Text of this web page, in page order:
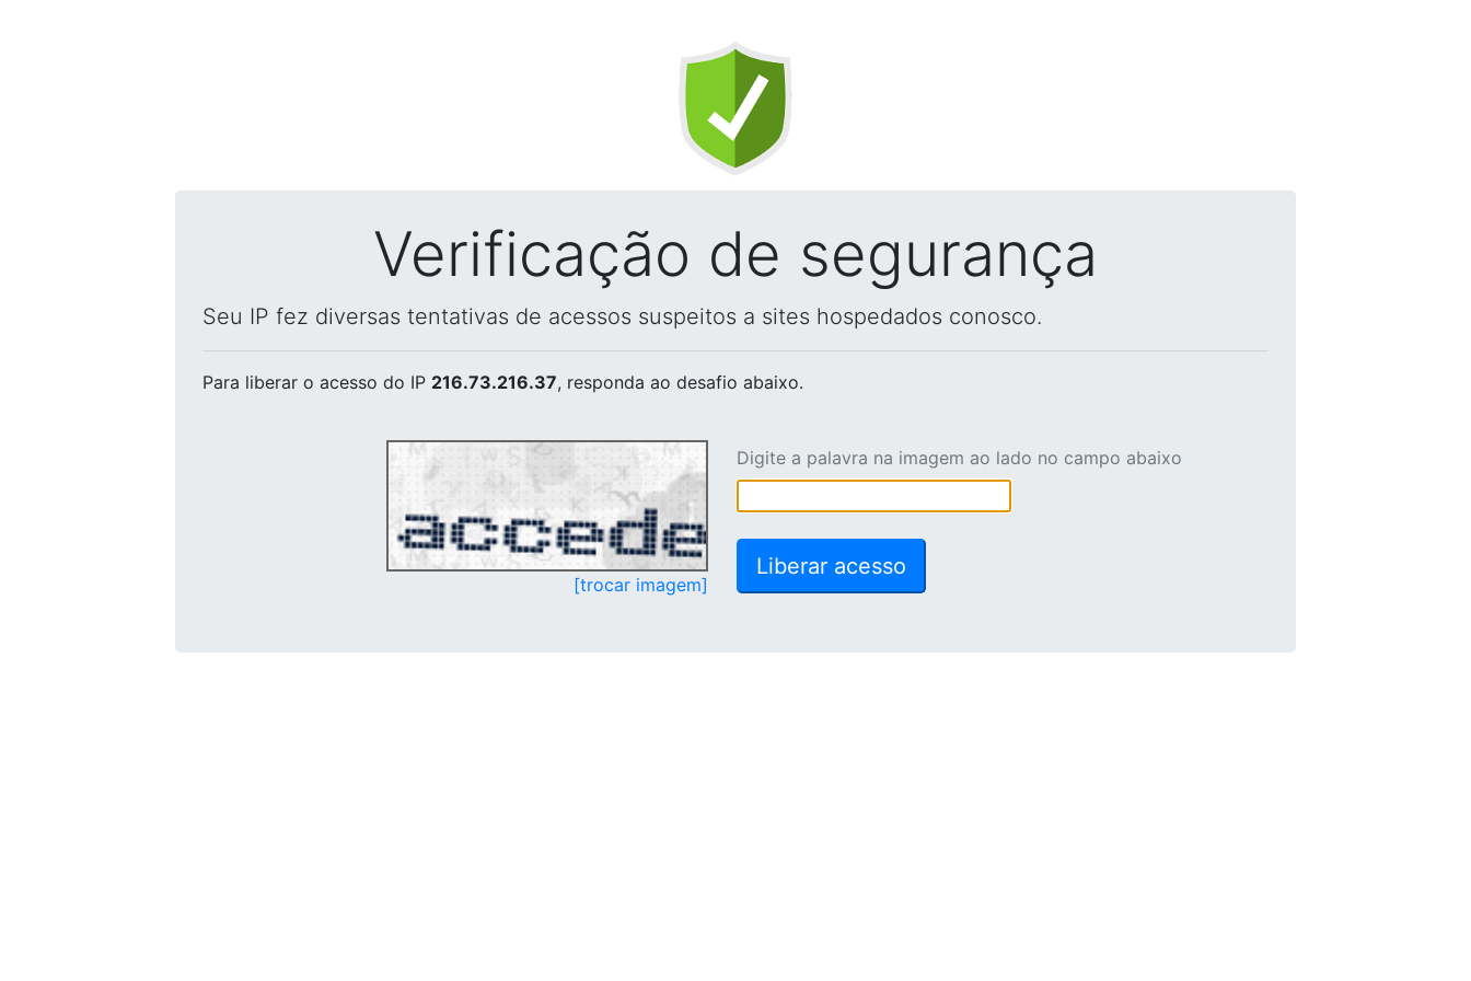
Verificação de segurança
Seu IP fez diversas tentativas de acessos suspeitos a sites hospedados conosco.
Para liberar o acesso do IP 216.73.216.37, responda ao desafio abaixo.
[trocar imagem]
Digite a palavra na imagem ao lado no campo abaixo